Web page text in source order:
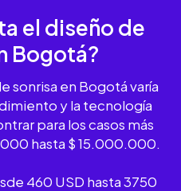
el diseño de
Bogotá?
sonrisa en Bogotá varía
y la tecnología
para los casos más
hasta $ 15.000.000.
460 USD hasta 3750